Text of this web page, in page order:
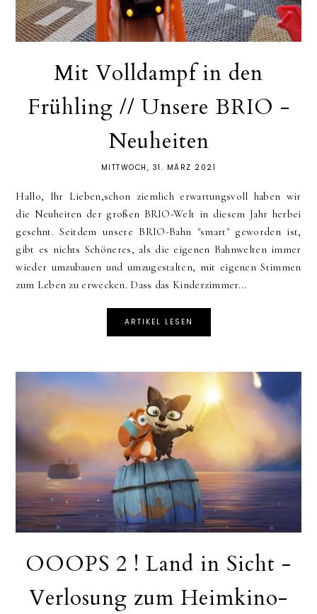
Mit Volldampf in den
Frühling // Unsere BRIO -
Neuheiten
MITTWOCH, 31. MÄRZ 2021
Hallo, Ihr Lieben,schon ziemlich erwartungsvoll haben wir
die Neuheiten der großen BRIO-Welt in diesem Jahr herbei
gesehnt. Seitdem unsere BRIO-Bahn "smart" geworden ist,
gibt es nichts Schöneres, als die eigenen Bahnwelten immer
wieder umzubauen und umzugestalten, mit eigenen Stimmen
zum Leben zu erwecken. Dass das Kinderzimmer...
ARTIKEL LESEN
OOOPS 2 ! Land in Sicht -
Verlosung zum Heimkino-